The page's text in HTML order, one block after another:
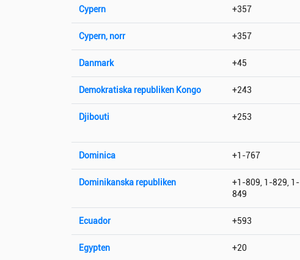
Cypern +357
Cypern, norr +357
Danmark +45
Demokratiska republiken Kongo +243
Djibouti +253
Dominica +1-767
Dominikanska republiken
+1-809, 1-829, 1-
849
Ecuador +593
Egypten +20